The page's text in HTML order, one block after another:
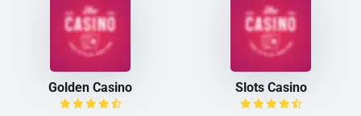
Golden Casino Slots Casino